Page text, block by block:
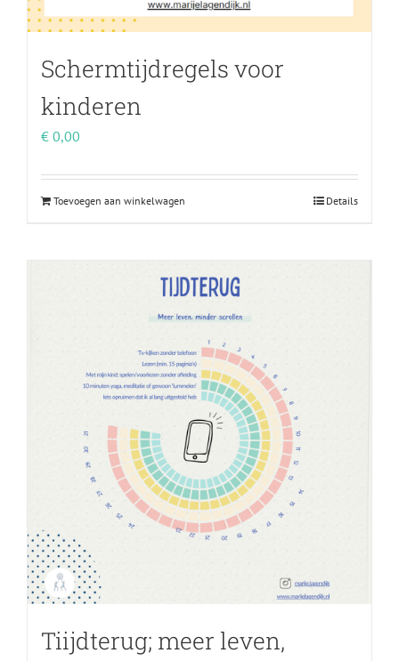
Schermtijdregels voor
kinderen
€ 0,00
Toevoegen aan winkelwagen Details
Tiijdterug; meer leven,